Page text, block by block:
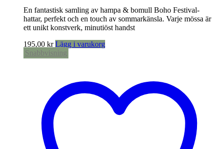
En fantastisk samling av hampa & bomull Boho Festival-
hattar, perfekt och en touch av sommarkänsla. Varje mössa är
ett unikt konstverk, minutiöst handst
195,00 kr Lägg i varukorg
Snabbvisning